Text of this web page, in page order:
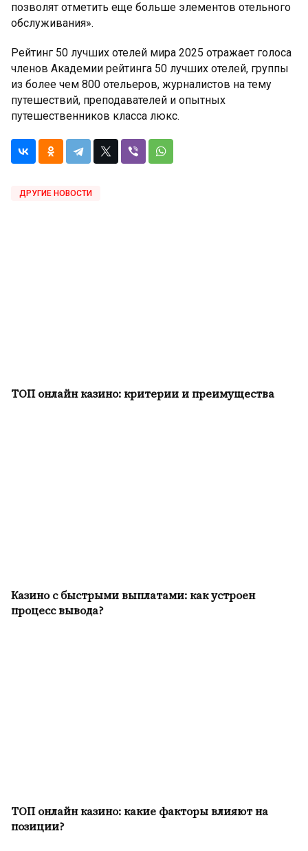
позволят отметить еще больше элементов отельного
обслуживания».
Рейтинг 50 лучших отелей мира 2025 отражает голоса
членов Академии рейтинга 50 лучших отелей, группы
из более чем 800 отельеров, журналистов на тему
путешествий, преподавателей и опытных
путешественников класса люкс.
ДРУГИЕ НОВОСТИ
ТОП онлайн казино: критерии и преимущества
Казино с быстрыми выплатами: как устроен
процесс вывода?
ТОП онлайн казино: какие факторы влияют на
позиции?